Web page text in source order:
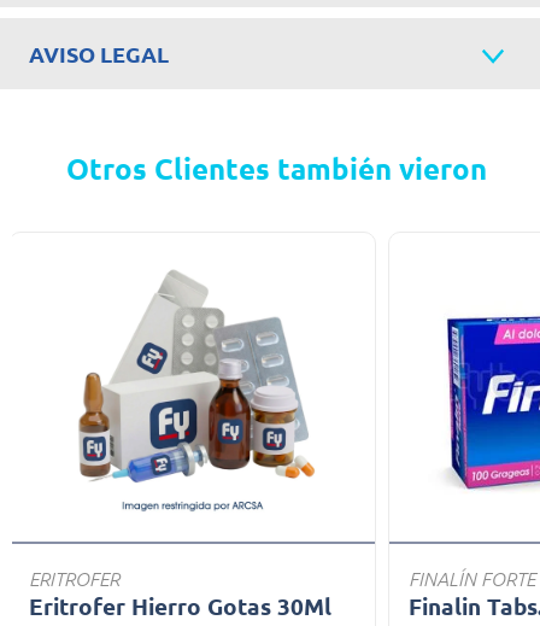
AVISO LEGAL
Otros Clientes también vieron
ERITROFER
Eritrofer Hierro Gotas 30Ml
FINALÍN FORTE
Finalin